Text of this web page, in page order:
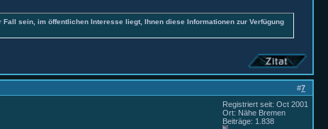
sein, im öffentlichen Interesse liegt, Ihnen diese Informationen zur Verfügung
#7
Registriert seit: Oct 2001
Ort: Nähe Bremen
Beiträge: 1.838